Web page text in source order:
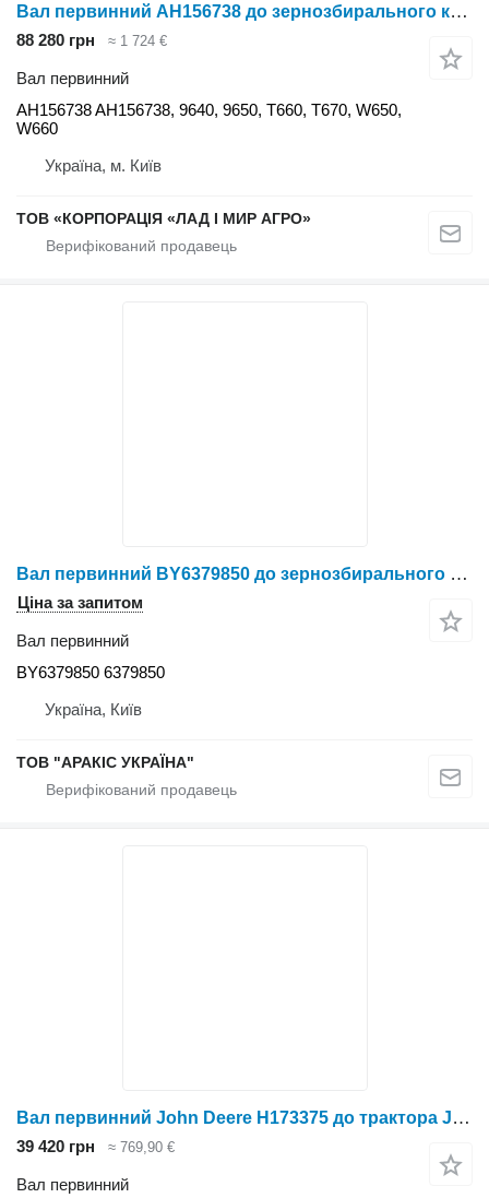
Вал первинний AH156738 до зернозбирального комбайна John Deere 9640
88 280 грн ≈ 1 724 €
Вал первинний
AH156738 AH156738, 9640, 9650, T660, T670, W650,
W660
Україна, м. Київ
ТОВ «КОРПОРАЦІЯ «ЛАД І МИР АГРО»
Вал первинний BY6379850 до зернозбирального комбайна Claas
Ціна за запитом
Вал первинний
BY6379850 6379850
Україна, Київ
ТОВ "АРАКІС УКРАЇНА"
Вал первинний John Deere H173375 до трактора John Deere 9470, 9560, 9770, S550, S660, S680, S770, S790
39 420 грн ≈ 769,90 €
Вал первинний